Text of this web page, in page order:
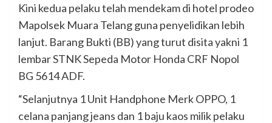
Kini kedua pelaku telah mendekam di hotel prodeo
Mapolsek Muara Telang guna penyelidikan lebih
lanjut. Barang Bukti (BB) yang turut disita yakni 1
lembar STNK Sepeda Motor Honda CRF Nopol
BG 5614 ADF.
“Selanjutnya 1 Unit Handphone Merk OPPO, 1
celana panjang jeans dan 1 baju kaos milik pelaku